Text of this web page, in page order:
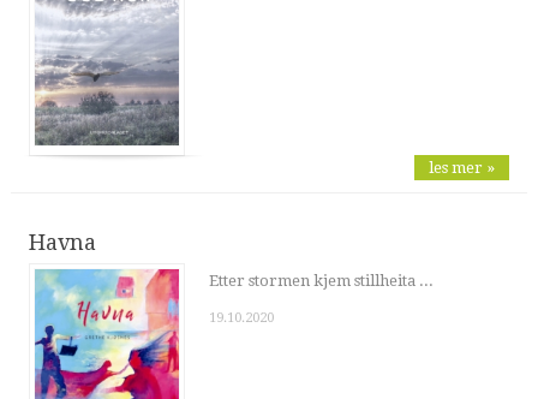
les mer »
Havna
Etter stormen kjem stillheita ...
19.10.2020